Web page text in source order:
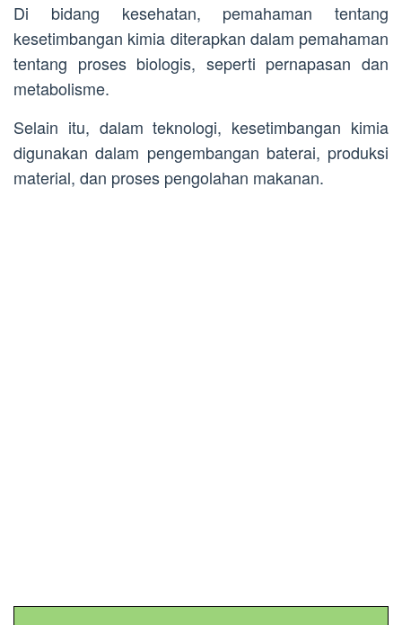
Di bidang kesehatan, pemahaman tentang
kesetimbangan kimia diterapkan dalam pemahaman
tentang proses biologis, seperti pernapasan dan
metabolisme.
Selain itu, dalam teknologi, kesetimbangan kimia
digunakan dalam pengembangan baterai, produksi
material, dan proses pengolahan makanan.